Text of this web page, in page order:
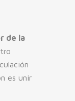
de la
es unir